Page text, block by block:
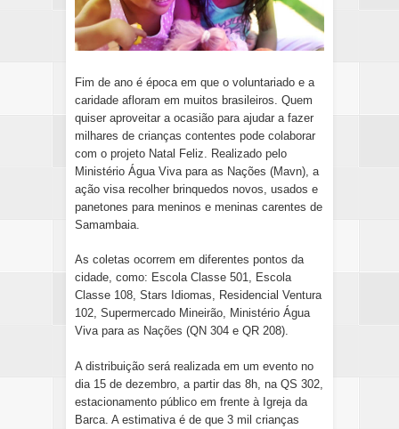
Fim de ano é época em que o voluntariado e a
caridade afloram em muitos brasileiros. Quem
quiser aproveitar a ocasião para ajudar a fazer
milhares de crianças contentes pode colaborar
com o projeto Natal Feliz. Realizado pelo
Ministério Água Viva para as Nações (Mavn), a
ação visa recolher brinquedos novos, usados e
panetones para meninos e meninas carentes de
Samambaia.
As coletas ocorrem em diferentes pontos da
cidade, como: Escola Classe 501, Escola
Classe 108, Stars Idiomas, Residencial Ventura
102, Supermercado Mineirão, Ministério Água
Viva para as Nações (QN 304 e QR 208).
A distribuição será ​realizada em um evento no
dia 15 de dezembro, a partir das 8h, na QS 302,
estacionamento público em frente à Igreja da
Barca. A estimativa é de que 3 mil crianças